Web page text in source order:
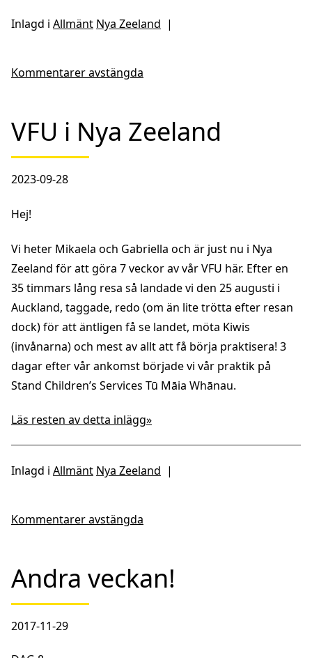
Inlagd i Allmänt Nya Zeeland |
Kommentarer avstängda
VFU i Nya Zeeland
2023-09-28
Hej!
Vi heter Mikaela och Gabriella och är just nu i Nya
Zeeland för att göra 7 veckor av vår VFU här. Efter en
35 timmars lång resa så landade vi den 25 augusti i
Auckland, taggade, redo (om än lite trötta efter resan
dock) för att äntligen få se landet, möta Kiwis
(invånarna) och mest av allt att få börja praktisera! 3
dagar efter vår ankomst började vi vår praktik på
Stand Children’s Services Tū Māia Whānau.
Läs resten av detta inlägg»
Inlagd i Allmänt Nya Zeeland |
Kommentarer avstängda
Andra veckan!
2017-11-29